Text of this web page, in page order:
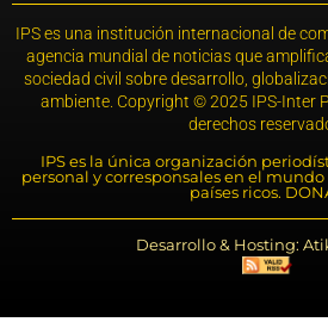
IPS es una institución internacional de
agencia mundial de noticias que
sociedad civil sobre desarrollo,
ambiente. Copyright © 2025 IPS-Inter
derechos
IPS es la única organización
personal y corresponsales en el
países ricos.
Desarrollo & Hosting: